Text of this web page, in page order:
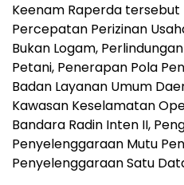
Keenam Raperda
Percepatan Perizinan
Bukan Logam,
Petani, Penerapan Pola
Badan Layanan Umum
Kawasan Keselamatan
Bandara Radin Inten II,
Penyelenggaraan Mutu
Penyelenggaraan Satu